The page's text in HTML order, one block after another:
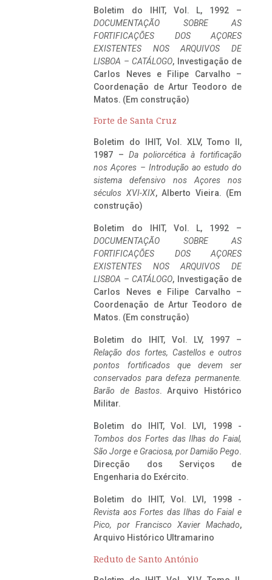
Boletim do IHIT, Vol. L, 1992 –
DOCUMENTAÇÃO SOBRE AS
FORTIFICAÇÕES DOS AÇORES
EXISTENTES NOS ARQUIVOS DE
LISBOA – CATÁLOGO, Investigação de
Carlos Neves e Filipe Carvalho –
Coordenação de Artur Teodoro de
Matos. (Em construção)
Forte de Santa Cruz
Boletim do IHIT, Vol. XLV, Tomo II,
1987 – Da poliorcética à fortificação
nos Açores – Introdução ao estudo do
sistema defensivo nos Açores nos
séculos XVI-XIX, Alberto Vieira. (Em
construção)
Boletim do IHIT, Vol. L, 1992 –
DOCUMENTAÇÃO SOBRE AS
FORTIFICAÇÕES DOS AÇORES
EXISTENTES NOS ARQUIVOS DE
LISBOA – CATÁLOGO, Investigação de
Carlos Neves e Filipe Carvalho –
Coordenação de Artur Teodoro de
Matos. (Em construção)
Boletim do IHIT, Vol. LV, 1997 –
Relação dos fortes, Castellos e outros
pontos fortificados que devem ser
conservados para defeza permanente.
Barão de Bastos. Arquivo Histórico
Militar.
Boletim do IHIT, Vol. LVI, 1998 -
Tombos dos Fortes das Ilhas do Faial,
São Jorge e Graciosa, por Damião Pego.
Direcção dos Serviços de
Engenharia do Exército.
Boletim do IHIT, Vol. LVI, 1998 -
Revista aos Fortes das Ilhas do Faial e
Pico, por Francisco Xavier Machado,
Arquivo Histórico Ultramarino
Reduto de Santo António